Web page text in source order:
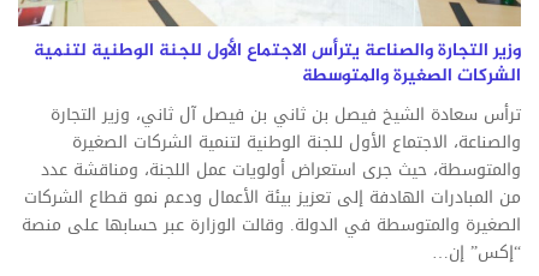
وزير التجارة والصناعة يترأس الاجتماع الأول للجنة الوطنية لتنمية
الشركات الصغيرة والمتوسطة
ترأس سعادة الشيخ فيصل بن ثاني بن فيصل آل ثاني، وزير التجارة
والصناعة، الاجتماع الأول للجنة الوطنية لتنمية الشركات الصغيرة
والمتوسطة، حيث جرى استعراض أولويات عمل اللجنة، ومناقشة عدد
من المبادرات الهادفة إلى تعزيز بيئة الأعمال ودعم نمو قطاع الشركات
الصغيرة والمتوسطة في الدولة. وقالت الوزارة عبر حسابها على منصة
“إكس” إن…